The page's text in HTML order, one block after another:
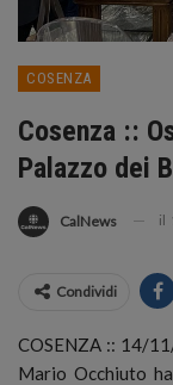
COSENZA
Cosenza ::
Palazzo dei
CalNews il
Condividi
COSENZA :: 14/
Mario Occhiuto